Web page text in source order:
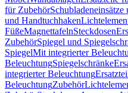
für Zubehör
und Handtuchhaken
FüßeMagnettafelnSteckdosen
ZubehörSpiegel und
SpiegelMit integrierter
BeleuchtungSpiegelschränke
integrierter Beleuchtung
BeleuchtungZubehör